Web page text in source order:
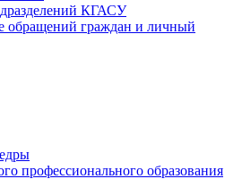
КГАСУ
обращений граждан и личный
профессионального образования